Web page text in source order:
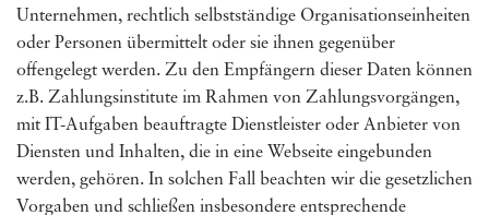
Unternehmen, rechtlich selbstständige Organisationseinheiten
oder Personen übermittelt oder sie ihnen gegenüber
offengelegt werden. Zu den Empfängern dieser Daten können
z.B. Zahlungsinstitute im Rahmen von Zahlungsvorgängen,
mit IT-Aufgaben beauftragte Dienstleister oder Anbieter von
Diensten und Inhalten, die in eine Webseite eingebunden
werden, gehören. In solchen Fall beachten wir die gesetzlichen
Vorgaben und schließen insbesondere entsprechende